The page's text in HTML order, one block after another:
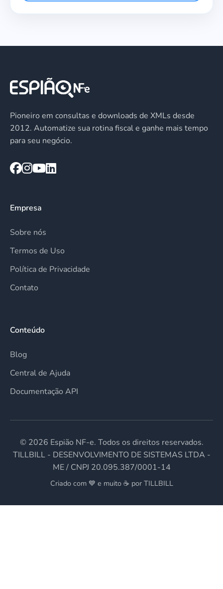
Pioneiro em consultas e downloads de XMLs desde
2012. Automatize sua rotina fiscal e ganhe mais tempo
para seu negócio.
Empresa
Sobre nós
Termos de Uso
Política de Privacidade
Contato
Conteúdo
Blog
Central de Ajuda
Documentação API
© 2026 Espião NF-e. Todos os direitos reservados.
TILLBILL - DESENVOLVIMENTO DE SISTEMAS LTDA -
ME / CNPJ 20.095.387/0001-14
Criado com 💙 e muito ☕ por TILLBILL